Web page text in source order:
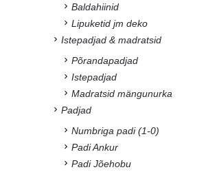
Baldahiinid
Lipuketid jm deko
Istepadjad & madratsid
Põrandapadjad
Istepadjad
Madratsid mängunurka
Padjad
Numbriga padi (1-0)
Padi Ankur
Padi Jõehobu